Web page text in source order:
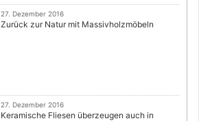
27. Dezember 2016
Zurück zur Natur mit Massivholzmöbeln
27. Dezember 2016
Keramische Fliesen überzeugen auch in